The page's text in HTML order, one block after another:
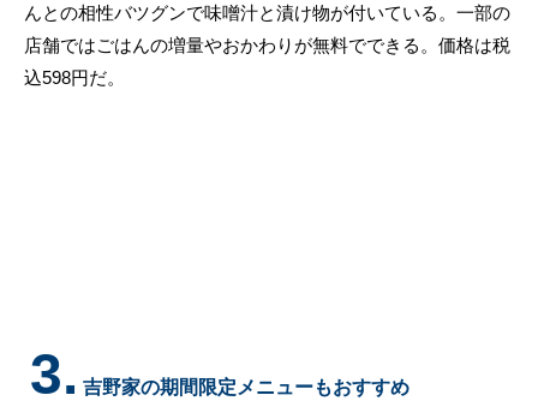
んとの相性バツグンで味噌汁と漬け物が付いている。一部の
店舗ではごはんの増量やおかわりが無料でできる。価格は税
込598円だ。
3. 吉野家の期間限定メニューもおすすめ